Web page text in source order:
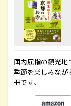
国内屈指の観光地
季節を楽しみなが
冊です。